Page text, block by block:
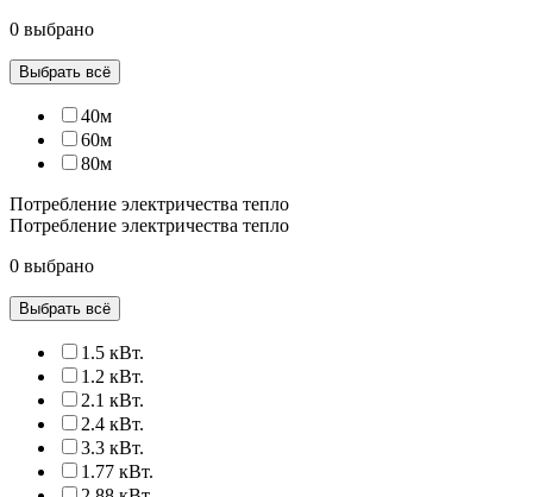
0 выбрано
Выбрать всё
40м
60м
80м
Потребление электричества тепло
Потребление электричества тепло
0 выбрано
Выбрать всё
1.5 кВт.
1.2 кВт.
2.1 кВт.
2.4 кВт.
3.3 кВт.
1.77 кВт.